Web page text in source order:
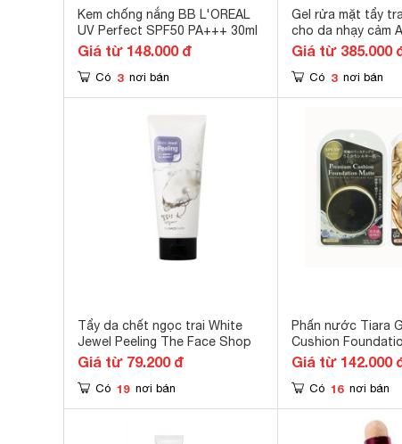
Kem chống nắng BB L'OREAL
UV Perfect SPF50 PA+++ 30ml
Giá từ 148.000 đ
Có 3 nơi bán
Gel rửa mặt tẩy
cho da nhạy cảm
Soapless Foaming
Giá từ 385.000
Có 3 nơi bán
Tẩy da chết ngọc trai White
Jewel Peeling The Face Shop
Giá từ 79.200 đ
Có 19 nơi bán
Phấn nước Tiara
Cushion
13g
Giá từ 142.000
Có 16 nơi bán